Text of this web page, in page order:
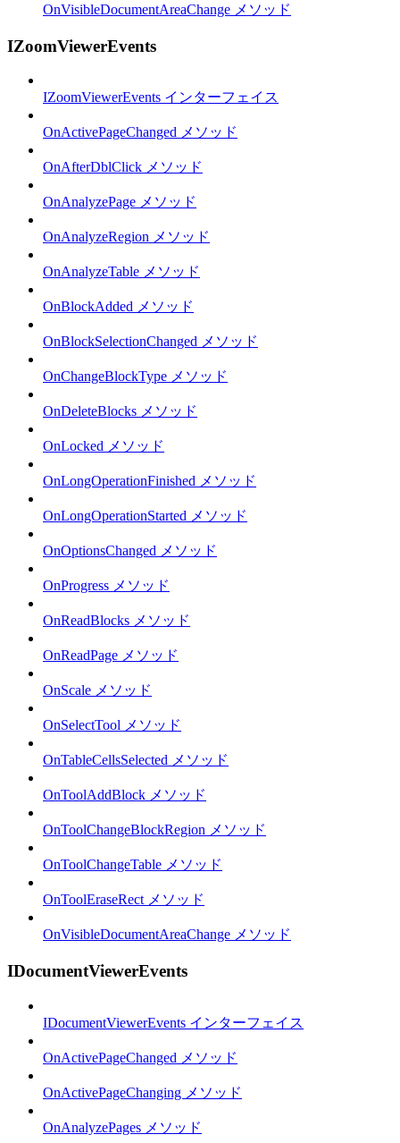
OnVisibleDocumentAreaChange メソッド
IZoomViewerEvents
IZoomViewerEvents インターフェイス
OnActivePageChanged メソッド
OnAfterDblClick メソッド
OnAnalyzePage メソッド
OnAnalyzeRegion メソッド
OnAnalyzeTable メソッド
OnBlockAdded メソッド
OnBlockSelectionChanged メソッド
OnChangeBlockType メソッド
OnDeleteBlocks メソッド
OnLocked メソッド
OnLongOperationFinished メソッド
OnLongOperationStarted メソッド
OnOptionsChanged メソッド
OnProgress メソッド
OnReadBlocks メソッド
OnReadPage メソッド
OnScale メソッド
OnSelectTool メソッド
OnTableCellsSelected メソッド
OnToolAddBlock メソッド
OnToolChangeBlockRegion メソッド
OnToolChangeTable メソッド
OnToolEraseRect メソッド
OnVisibleDocumentAreaChange メソッド
IDocumentViewerEvents
IDocumentViewerEvents インターフェイス
OnActivePageChanged メソッド
OnActivePageChanging メソッド
OnAnalyzePages メソッド